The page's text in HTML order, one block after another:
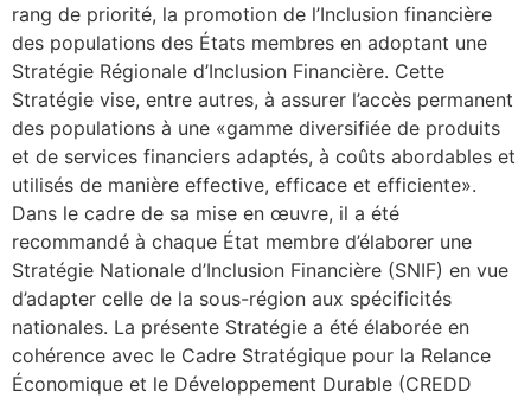
rang de priorité, la promotion de l’Inclusion financière
des populations des États membres en adoptant une
Stratégie Régionale d’Inclusion Financière. Cette
Stratégie vise, entre autres, à assurer l’accès permanent
des populations à une «gamme diversifiée de produits
et de services financiers adaptés, à coûts abordables et
utilisés de manière effective, efficace et efficiente».
Dans le cadre de sa mise en œuvre, il a été
recommandé à chaque État membre d’élaborer une
Stratégie Nationale d’Inclusion Financière (SNIF) en vue
d’adapter celle de la sous-région aux spécificités
nationales. La présente Stratégie a été élaborée en
cohérence avec le Cadre Stratégique pour la Relance
Économique et le Développement Durable (CREDD